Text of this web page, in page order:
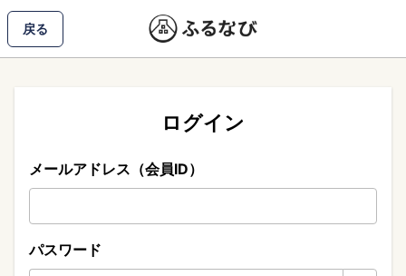
戻る
ログイン
メールアドレス（会員ID）
パスワード